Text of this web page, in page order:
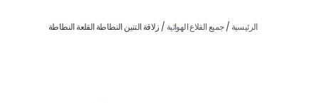
الرئيسية /جميع القلاع الهوائية / زلاقة التنين النطاطة القلعة النطاطة